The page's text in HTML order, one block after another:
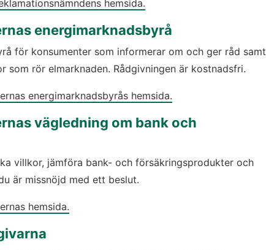
hemsida.
energimarknadsbyrå
för konsumenter som informerar om och ger råd samt
som rör elmarknaden. Rådgivningen är kostnadsfri.
energimarknadsbyrås hemsida.
vägledning om bank och
villkor, jämföra bank- och försäkringsprodukter och
är missnöjd med ett beslut.
hemsida.